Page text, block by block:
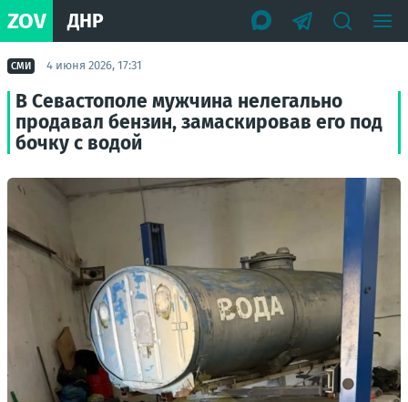
ZOV ДНР
СМИ 4 июня 2026, 17:31
В Севастополе мужчина нелегально
продавал бензин, замаскировав его под
бочку с водой